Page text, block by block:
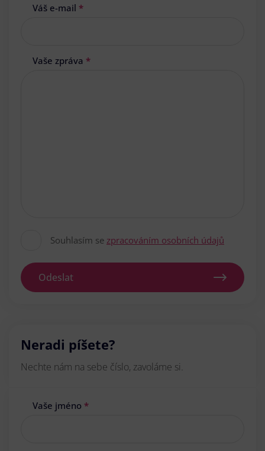
Váš e-mail *
Vaše zpráva *
Souhlasím se zpracováním osobních údajů
Odeslat
Neradi píšete?
Nechte nám na sebe číslo, zavoláme si.
Vaše jméno *